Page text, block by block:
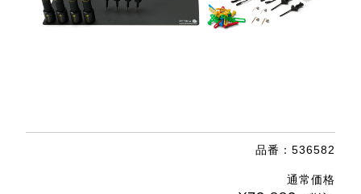
品番：536582
通常価格